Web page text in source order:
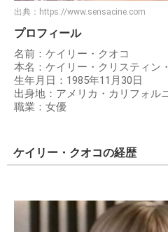
出典： https://www.sensacine.com
プロフィール
名前：ケイリー・クオコ
本名：ケイリー・クリスティン
生年月日：1985年11月30日
出身地：アメリカ・カリフォル
職業：女優
ケイリー・クオコの経歴